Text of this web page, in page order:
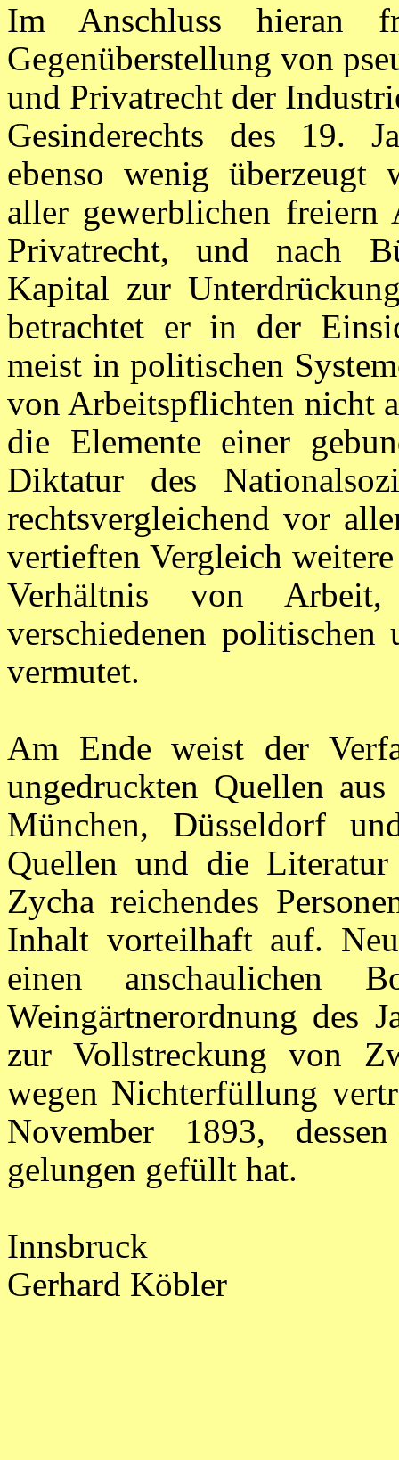
Im Anschluss hieran
Gegenüberstellung von
und Privatrecht der
Gesinderechts des 19.
ebenso wenig überzeugt
aller gewerblichen freiern
Privatrecht, und nach
Kapital zur
betrachtet er in der
meist in politischen
von Arbeitspflichten nicht
die Elemente einer
Diktatur des
rechtsvergleichend vor
vertieften Vergleich
Verhältnis von
verschiedenen politischen
vermutet.
Am Ende weist der
ungedruckten Quellen
München, Düsseldorf
Quellen und die
Zycha reichendes
Inhalt vorteilhaft auf.
einen anschaulichen
Weingärtnerordnung des
zur Vollstreckung von
wegen Nichterfüllung
November 1893,
gelungen gefüllt hat.
Innsbruck
Gerhard Köbler